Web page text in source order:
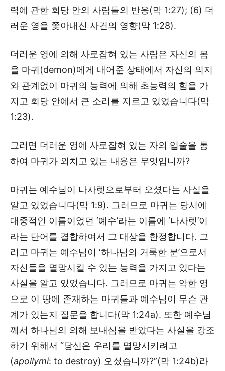
력에 관한 회당 안의 사람들의 반응(막 1:27); (6) 더
러운 영을 쫓아내신 사건의 영향(막 1:28).
더러운 영에 의해 사로잡혀 있는 사람은 자신의 몸
을 마귀(demon)에게 내어준 상태에서 자신의 의지
와 관계없이 마귀의 능력에 의해 초능력의 힘을 가
지고 회당 안에서 큰 소리를 지르고 있었습니다(막
1:23).
그러면 더러운 영에 사로잡혀 있는 자의 입술을 통
하여 마귀가 외치고 있는 내용은 무엇입니까?
마귀는 예수님이 나사렛으로부터 오셨다는 사실을
알고 있었습니다(막 1:9). 그러므로 마귀는 당시에
대중적인 이름이었던 ‘예수’라는 이름에 ‘나사렛’이
라는 단어를 결합하여서 그 대상을 한정합니다. 그
리고 마귀는 예수님이 ‘하나님의 거룩한 분’으로서
자신들을 멸망시킬 수 있는 능력을 가지고 있다는
사실을 알고 있었습니다. 그러므로 마귀는 악한 영
으로 이 땅에 존재하는 마귀들과 예수님이 무슨 관
계가 있는지 질문을 합니다(막 1:24a). 또한 예수님
께서 하나님의 의해 보내심을 받았다는 사실을 강조
하기 위해서 “당신은 우리를 멸망시키려고
(apollymi: to destroy) 오셨습니까?”(막 1:24b)라